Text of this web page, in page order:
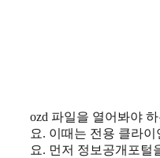
ozd 파일을 열어봐야
요. 이때는 전용 클라
요. 먼저 정보공개포털